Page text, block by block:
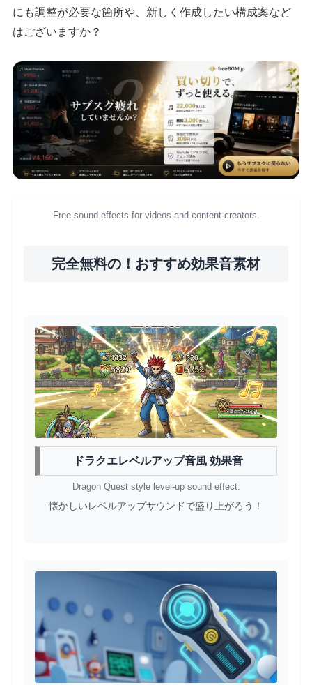
にも調整が必要な箇所や、新しく作成したい構成案など
はございますか？
Free sound effects for videos and content creators.
完全無料の！おすすめ効果音素材
ドラクエレベルアップ音風 効果音
Dragon Quest style level-up sound effect.
懐かしいレベルアップサウンドで盛り上がろう！